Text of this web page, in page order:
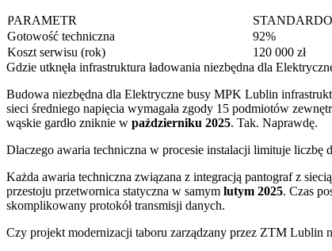
PARAMETR
Gotowość techniczna
92%
Koszt serwisu (rok)
120 000 zł
Gdzie utknęła infrastruktura ładowania niezbędna dla
Budowa niezbędna dla Elektryczne busy MPK Lublin
sieci średniego napięcia wymagała zgody 15 podmiotów
wąskie gardło zniknie w październiku 2025. Tak. Naprawdę.
Dlaczego awaria techniczna w procesie instalacji limituje liczbę
Każda awaria techniczna związana z integracją pantograf z
przestoju przetwornica statyczna w samym lutym 2025. Czas
skomplikowany protokół transmisji danych.
Czy projekt modernizacji taboru zarządzany przez ZTM Lublin